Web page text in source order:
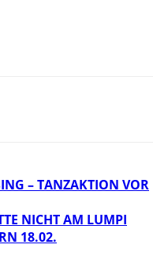
– TANZAKTION VOR
NICHT AM LUMPI
18.02.